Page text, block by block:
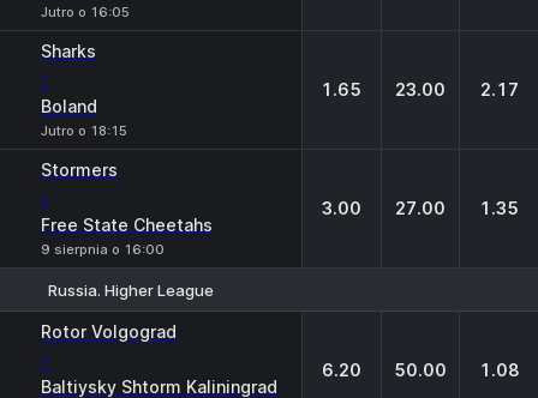
Jutro o 16:05
Sharks
-
Boland
Jutro o 18:15
1.65 23.00 2.17
Stormers
-
Free State Cheetahs
9 sierpnia o 16:00
3.00 27.00 1.35
Russia. Higher League
Rotor Volgograd
-
Baltiysky Shtorm Kaliningrad
6.20 50.00 1.08